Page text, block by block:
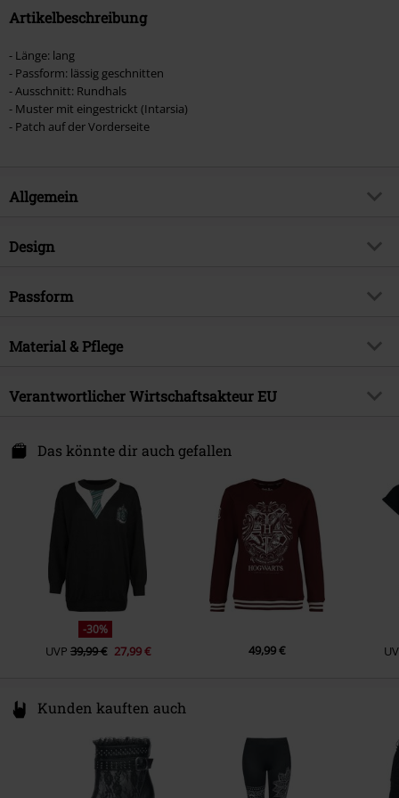
Artikelbeschreibung
- Länge: lang
- Passform: lässig geschnitten
- Ausschnitt: Rundhals
- Muster mit eingestrickt (Intarsia)
- Patch auf der Vorderseite
Allgemein
Artikelnummer:
Produktthema
Lizenz
Erscheinungsdatum
26.11.2023
Design
Produkt-Typ
Bedruckt
Ärmelform
Normaler Ärmel
Taschen
Ohne Taschen
schwarz
Passform
Passform/Oberteile
Material & Pflege
Obermaterial
55% Polyacryl, 45% Baumwolle
Verantwortlicher Wirtschaftsakteur EU
100 Ave Du Generale Lec. Batiment 1
www.cottondivision.com
Das könnte dir auch gefallen
-30%
UVP 39,99 € 27,99 € 49,99 €
Kunden kauften auch